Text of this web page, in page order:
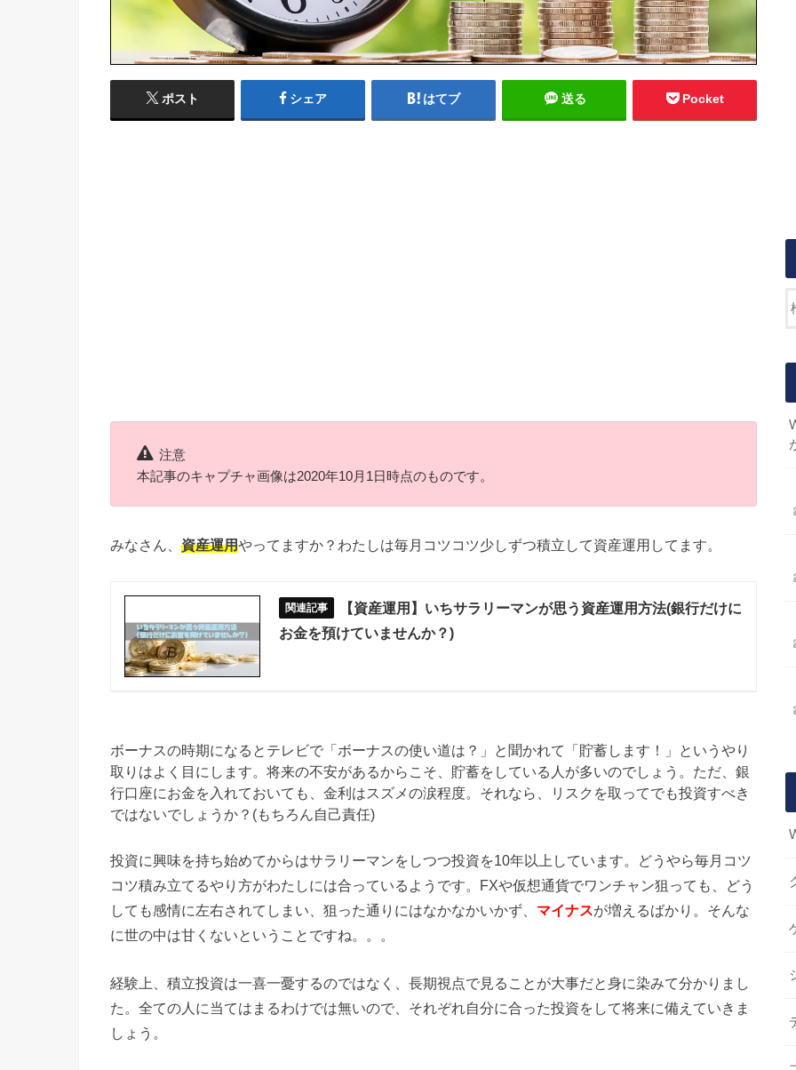
ポスト シェア はてブ 送る Pocket
注意
本記事のキャプチャ画像は2020年10月1日時点のものです。
みなさん、 資産運用やってますか？わたしは毎月コツコツ少しずつ積立して資産運用してます。
【資産運用】いちサラリーマンが思う資産運用方法(銀行だけに
お金を預けていませんか？)
ボーナスの時期になるとテレビで「ボーナスの使い道は？」と聞かれて「貯蓄します！」というやり
取りはよく目にします。将来の不安があるからこそ、貯蓄をしている人が多いのでしょう。ただ、銀
行口座にお金を入れておいても、金利はスズメの涙程度。それなら、リスクを取ってでも投資すべき
ではないでしょうか？(もちろん自己責任)
投資に興味を持ち始めてからはサラリーマンをしつつ投資を10年以上しています。どうやら毎月コツ
コツ積み立てるやり方がわたしには合っているようです。FXや仮想通貨でワンチャン狙っても、どう
しても感情に左右されてしまい、狙った通りにはなかなかいかず、 マイナスが増えるばかり。そんな
に世の中は甘くないということですね。。。
経験上、積立投資は一喜一憂するのではなく、長期視点で見ることが大事だと身に染みて分かりまし
た。全ての人に当てはまるわけでは無いので、それぞれ自分に合った投資をして将来に備えていきま
しょう。